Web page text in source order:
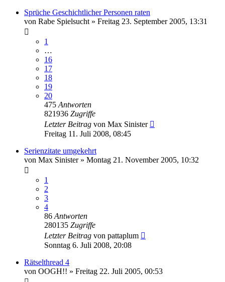
Sprüche Geschichtlicher Personen raten
von Rabe Spielsucht » Freitag 23. September 2005, 13:31
1
…
16
17
18
19
20
475 Antworten
821936 Zugriffe
Letzter Beitrag von Max Sinister
Freitag 11. Juli 2008, 08:45
Serienzitate umgekehrt
von Max Sinister» Montag 21. November 2005, 10:32
1
2
3
4
86 Antworten
280135 Zugriffe
Letzter Beitrag von pattaplum
Sonntag 6. Juli 2008, 20:08
Rätselthread 4
von OOGH!! » Freitag 22. Juli 2005, 00:53